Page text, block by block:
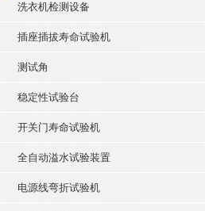
洗衣机检测设备
插座插拔寿命试验机
测试角
稳定性试验台
开关门寿命试验机
全自动溢水试验装置
电源线弯折试验机